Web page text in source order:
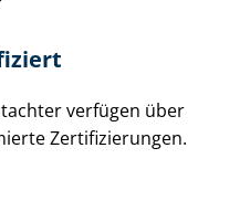
verfügen über
Zer­ti­fi­zie­run­gen.